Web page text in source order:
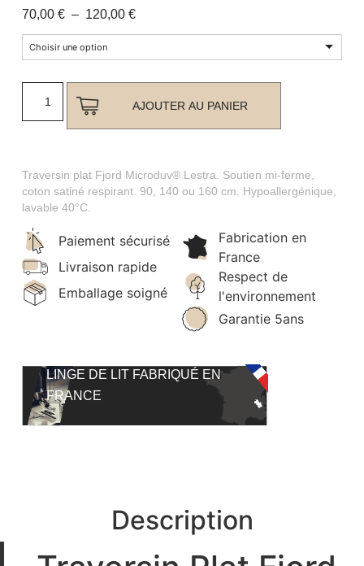
70,00 € – 120,00 €
Choisir une option
AJOUTER AU PANIER
Traversin plat Fjord Microduv® Lestra. Soutien mi-ferme,
coton satiné respirant. 90, 140 ou 160 cm. Hypoallergénique,
lavable 40°C.
Paiement sécurisé
Livraison rapide
Emballage soigné
Fabrication en
France
Respect de
l'environnement
Garantie 5ans
LINGE DE LIT FABRIQUÉ EN
FRANCE
Description